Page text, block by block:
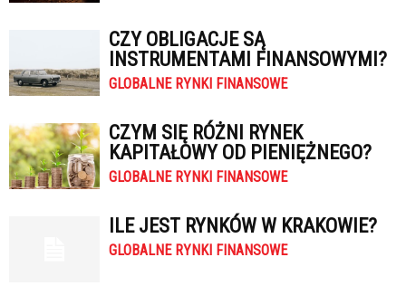
CZY OBLIGACJE SĄ
INSTRUMENTAMI FINANSOWYMI?
GLOBALNE RYNKI FINANSOWE
CZYM SIĘ RÓŻNI RYNEK
KAPITAŁOWY OD PIENIĘŻNEGO?
GLOBALNE RYNKI FINANSOWE
ILE JEST RYNKÓW W KRAKOWIE?
GLOBALNE RYNKI FINANSOWE